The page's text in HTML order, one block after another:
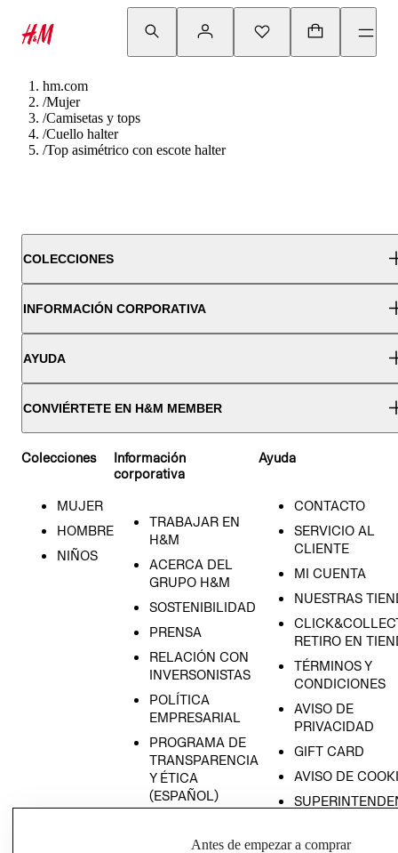
hm.com
/Mujer
/Camisetas y tops
/Cuello halter
/Top asimétrico con escote halter
COLECCIONES
INFORMACIÓN CORPORATIVA
AYUDA
CONVIÉRTETE EN H&M MEMBER
Colecciones
MUJER
HOMBRE
NIÑOS
Información
corporativa
TRABAJAR EN
H&M
ACERCA DEL
GRUPO H&M
SOSTENIBILIDAD
PRENSA
RELACIÓN CON
INVERSONISTAS
POLÍTICA
EMPRESARIAL
PROGRAMA DE
TRANSPARENCIA
Y ÉTICA
(ESPAÑOL)
TRANSPARENCIA
Ayuda
CONTACTO
SERVICIO AL
CLIENTE
MI CUENTA
NUESTRAS
RETIRO EN
TÉRMINOS Y
CONDICIONES
AVISO DE
PRIVACIDAD
GIFT CARD
AVISO DE
Antes de empezar a comprar